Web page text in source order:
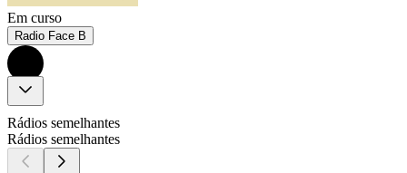
Em curso
Radio Face B
Rádios semelhantes
Rádios semelhantes